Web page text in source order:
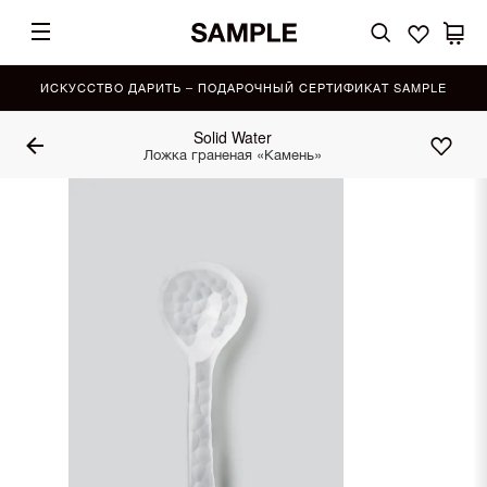
ИСКУССТВО ДАРИТЬ – ПОДАРОЧНЫЙ СЕРТИФИКАТ SAMPLE
Solid Water
Ложка граненая «Камень»